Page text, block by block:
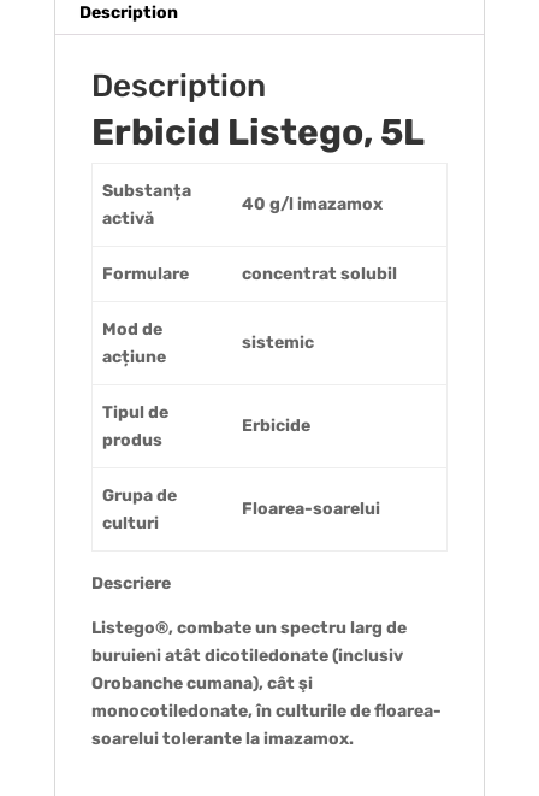
Description
Description
Erbicid Listego, 5L
Substanța
activă
40 g/l imazamox
Formulare concentrat solubil
Mod de
acțiune
sistemic
Tipul de
produs
Erbicide
Grupa de
culturi
Floarea-soarelui
Descriere
Listego®, combate un spectru larg de
buruieni atât dicotiledonate (inclusiv
Orobanche cumana), cât şi
monocotiledonate, în culturile de floarea-
soarelui tolerante la imazamox.